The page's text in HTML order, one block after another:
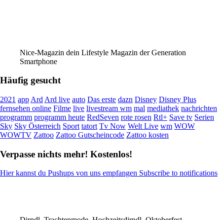
Nice-Magazin dein Lifestyle Magazin der Generation
Smartphone
Häufig gesucht
2021 app Ard Ard live auto Das erste dazn Disney Disney Plus
fernsehen online Filme live livestream wm mal mediathek nachrichten
programm programm heute RedSeven rote rosen Rtl+ Save tv Serien
Sky Sky Österreich Sport tatort Tv Now Welt Live wm WOW
WOWTV Zattoo Zattoo Gutscheincode Zattoo kosten
Verpasse nichts mehr! Kostenlos!
Hier kannst du Pushups von uns empfangen Subscribe to notifications